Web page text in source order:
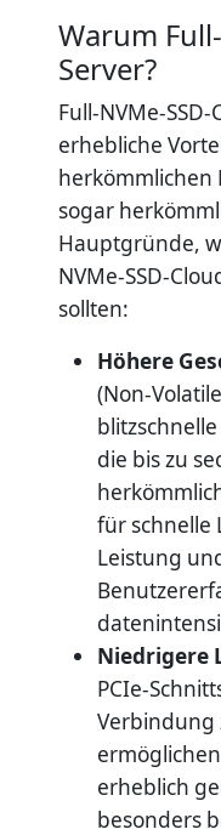
Warum
Server?
Full-NVMe-
erhebliche
herkömmlichen
sogar
Hauptgründe,
NVMe-SSD-
sollten:
Höhere
(Non-
die bis zu
für schnelle
Leistung
Niedrigere
PCIe-
Verbindung
erheblich
besonders